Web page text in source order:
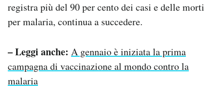
registra più del 90 per cento dei casi e delle morti
per malaria, continua a succedere.
– Leggi anche: A gennaio è iniziata la prima
campagna di vaccinazione al mondo contro la
malaria